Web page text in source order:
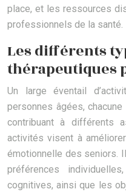
place, et les ressources
professionnels de la santé.
Les différents
thérapeutiques
Un large éventail
personnes âgées,
contribuant à différents
activités visent à
émotionnelle des seniors.
préférences
cognitives, ainsi que les